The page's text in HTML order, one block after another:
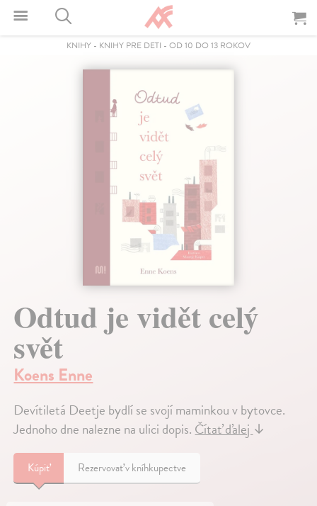
KNIHY - KNIHY PRE DETI - OD 10 DO 13 ROKOV
Odtud je vidět celý
svět
Koens Enne
Devítiletá Deetje bydlí se svojí maminkou v bytovce.
Jednoho dne nalezne na ulici dopis. Čítať ďalej ↓
Kúpiť Rezervovať v kníhkupectve